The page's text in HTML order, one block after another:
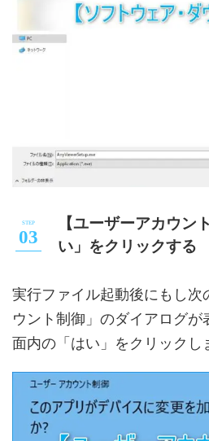
【ユーザーアカウン
い」をクリックする
実行ファイル起動後にもし次
ウント制御」のダイアログ
面内の「はい」をクリックし